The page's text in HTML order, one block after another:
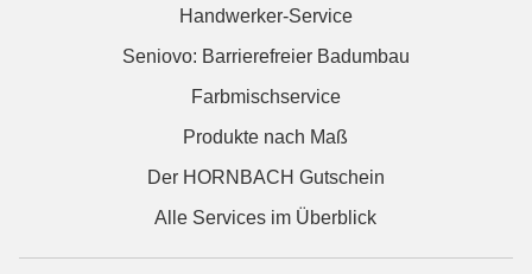
Handwerker-Service
Seniovo: Barrierefreier Badumbau
Farbmischservice
Produkte nach Maß
Der HORNBACH Gutschein
Alle Services im Überblick